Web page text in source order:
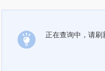
正在查询中，请刷